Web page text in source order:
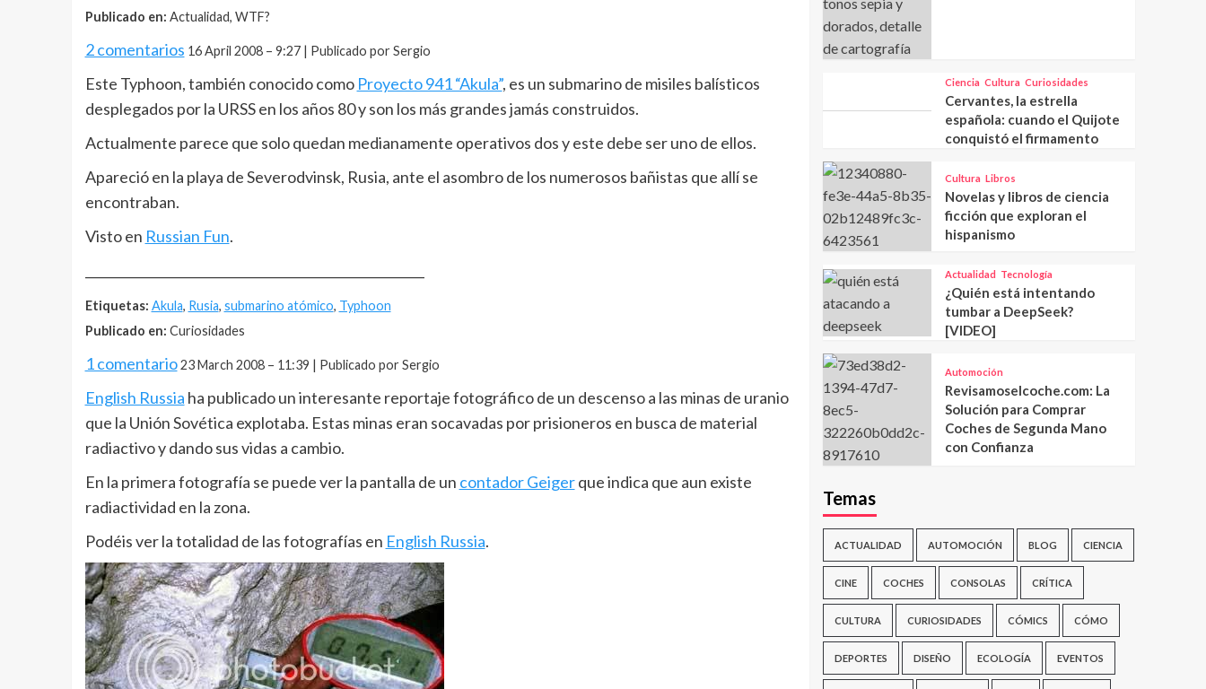
Publicado en: Actualidad, WTF?
2 comentarios 16 April 2008 – 9:27 | Publicado por Sergio
Este Typhoon, también conocido como Proyecto 941 “Akula”, es un submarino de misiles balísticos
desplegados por la URSS en los años 80 y son los más grandes jamás construidos.
Actualmente parece que solo quedan medianamente operativos dos y este debe ser uno de ellos.
Apareció en la playa de Severodvinsk, Rusia, ante el asombro de los numerosos bañistas que allí se
encontraban.
Visto en Russian Fun.
Etiquetas: Akula, Rusia, submarino atómico, Typhoon
Publicado en: Curiosidades
1 comentario 23 March 2008 – 11:39 | Publicado por Sergio
English Russia ha publicado un interesante reportaje fotográfico de un descenso a las minas de uranio
que la Unión Sovética explotaba. Estas minas eran socavadas por prisioneros en busca de material
radiactivo y dando sus vidas a cambio.
En la primera fotografía se puede ver la pantalla de un contador Geigerque indica que aun existe
radiactividad en la zona.
Podéis ver la totalidad de las fotografías en English Russia.
Ciencia Cultura Curiosidades
Cervantes, la estrella
española: cuando el Quijote
conquistó el firmamento
Cultura Libros
Novelas y libros de ciencia
ficción que exploran el
hispanismo
Actualidad Tecnología
¿Quién está intentando
tumbar a DeepSeek?
[VIDEO]
Automoción
Revisamoselcoche.com: La
Solución para Comprar
Coches de Segunda Mano
con Confianza
Temas
ACTUALIDAD AUTOMOCIÓN BLOG CIENCIA
CINE COCHES CONSOLAS CRÍTICA
CULTURA CURIOSIDADES CÓMICS CÓMO
DEPORTES DISEÑO ECOLOGÍA EVENTOS